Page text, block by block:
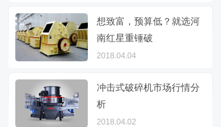
想致富，预算低？就选河
南红星重锤破
2018.04.04
冲击式破碎机市场行情分
析
2018.04.02